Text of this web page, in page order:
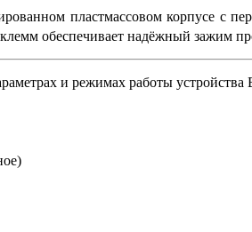
пластмассовом корпусе с
обеспечивает надёжный зажим
и режимах работы устройства